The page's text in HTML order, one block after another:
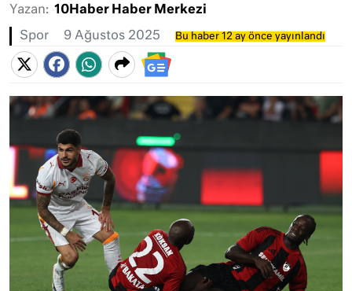
Yazan: 10Haber Haber Merkezi
Spor 9 Ağustos 2025 Bu haber 12 ay önce yayınlandı